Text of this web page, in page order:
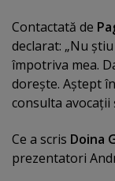
Contactată de
declarat: „Nu
împotriva mea.
doreşte. Aştept
consulta avocaţii
Ce a scris Doina
prezentatori